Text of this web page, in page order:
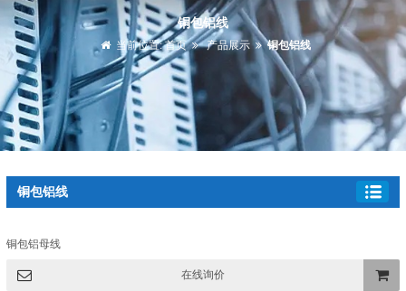
铜包铝线
当前位置:首页 产品展示 铜包铝线
铜包铝线
铜包铝母线
在线询价